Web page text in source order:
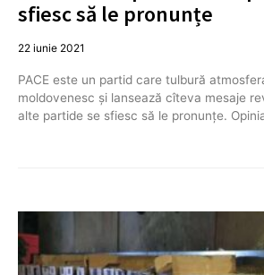
sfiesc să le pronunțe
22 iunie 2021
PACE este un partid care tulbură
moldovenesc și lansează cîteva mesaje
alte partide se sfiesc să le pronunțe.